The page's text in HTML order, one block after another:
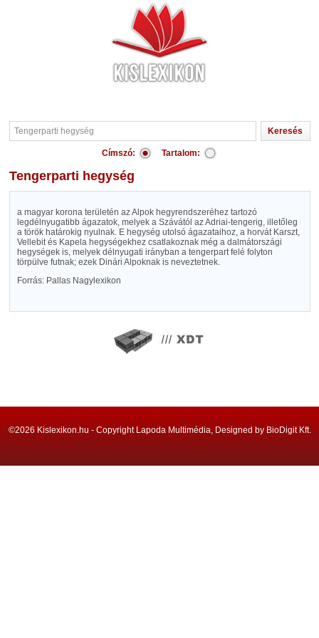
Címszó: Tartalom:
Tengerparti hegység
a magyar korona területén az Alpok hegyrendszeréhez tartozó
legdélnyugatibb ágazatok, melyek a Szávától az Adriai-tengerig, illetőleg
a török határokig nyulnak. E hegység utolsó ágazataihoz, a horvát Karszt,
Vellebit és Kapela hegységekhez csatlakoznak még a dalmátországi
hegységek is, melyek délnyugati irányban a tengerpart felé folyton
törpülve futnak; ezek Dinári Alpoknak is neveztetnek.
Forrás: Pallas Nagylexikon
©2026 Kislexikon.hu - Copyright Lapoda Multimédia, Designed by BioDigit Kft.